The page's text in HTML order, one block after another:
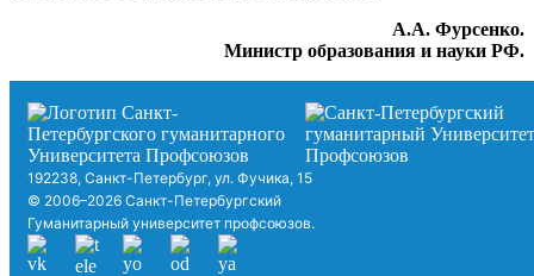
А.А. Фурсенко.
Министр образования и науки РФ.
192238, Санкт-Петербург, ул. Фучика, 15
© 2006–2026 Санкт-Петербургский
Гуманитарный университет профсоюзов.